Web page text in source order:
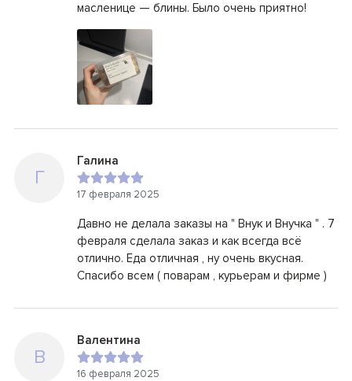
масленице — блины. Было очень приятно!
Г
Галина
17 февраля 2025
Давно не делала заказы на " Внук и Внучка " . 7
февраля сделала заказ и как всегда всё
отлично. Еда отличная , ну очень вкусная.
Спасибо всем ( поварам , курьерам и фирме )
В
Валентина
16 февраля 2025